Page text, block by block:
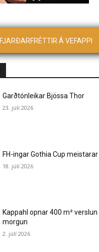
FJARÐARFRÉTTIR Á VEFAPPI
Garðtónleikar Bjössa Thor
23. júlí 2026
FH-ingar Gothia Cup meistarar
18. júlí 2026
Kappahl opnar 400 m² verslun
morgun
2. júlí 2026